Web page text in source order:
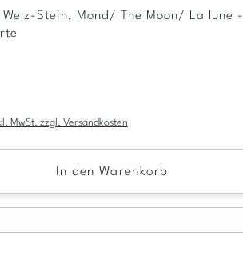
Stein, Mond/ The Moon/ La lune -
Preis:
MwSt. zzgl. Versandkosten
In den Warenkorb